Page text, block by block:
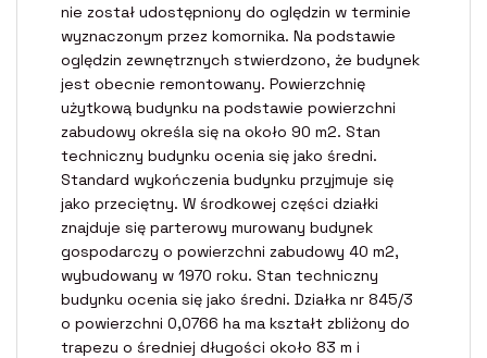
nie został udostępniony do oględzin w terminie
wyznaczonym przez komornika. Na podstawie
oględzin zewnętrznych stwierdzono, że budynek
jest obecnie remontowany. Powierzchnię
użytkową budynku na podstawie powierzchni
zabudowy określa się na około 90 m2. Stan
techniczny budynku ocenia się jako średni.
Standard wykończenia budynku przyjmuje się
jako przeciętny. W środkowej części działki
znajduje się parterowy murowany budynek
gospodarczy o powierzchni zabudowy 40 m2,
wybudowany w 1970 roku. Stan techniczny
budynku ocenia się jako średni. Działka nr 845/3
o powierzchni 0,0766 ha ma kształt zbliżony do
trapezu o średniej długości około 83 m i